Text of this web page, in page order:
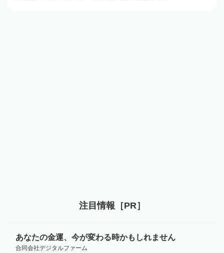
注目情報［PR］
あなたの金運、今が変わる時かもしれません
合同会社デジタルファーム